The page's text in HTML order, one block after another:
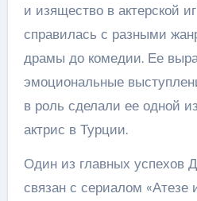
и изящество в актерской
справилась с разными
драмы до комедии. Ее
эмоциональные
в роль сделали ее одной
актрис в Турции.
Один из главных успехов
связан с сериалом «Атезе